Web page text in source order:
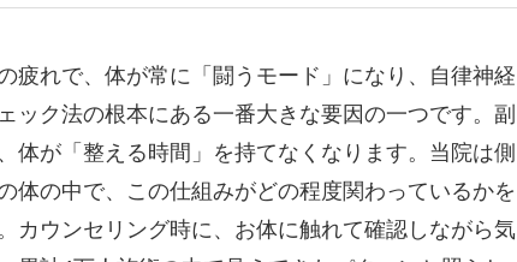
疲れで、体が常に「闘うモード」になり、自律神経
ック法の根本にある一番大きな要因の一つです。副
体が「整える時間」を持てなくなります。当院は側
体の中で、この仕組みがどの程度関わっているかを
カウンセリング時に、お体に触れて確認しながら気